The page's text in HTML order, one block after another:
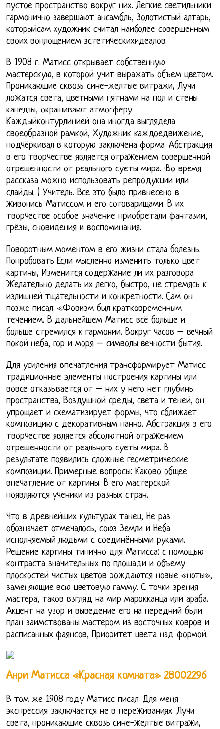
пустое пространство вокруг них. Легкие светильники
гармонично завершают ансамбль, Золотистый алтарь,
которыйсам художник считал наиболее совершенным
своих воплощением эстетическихидеалов.
В 1908 г. Матисс открывает собственную
мастерскую, в которой учит выражать объем цветом.
Проникающие сквозь сине-желтые витражи, Лучи
ложатся света, цветными пятнами на пол и стены
капеллы, окрашивают атмосферу.
Каждыйконтурлинией она иногда выглядела
своеобразной рамкой, Художник каждоедвижение,
подчёркивал в которую заключена форма. Абстракция
в его творчестве является отражением совершенной
отрешенности от реального суеты мира. (Во время
рассказа можно использовать репродукции или
слайды. ) Учитель. Все это было привнесено в
живопись Матиссом и его сотоварищами. В их
творчестве особое значение приобретали фантазии,
грёзы, сновидения и воспоминания.
Поворотным моментом в его жизни стала болезнь.
Попробовать Если мысленно изменить только цвет
картины, Изменится содержание ли их разговора.
Желательно делать их легко, быстро, не стремясь к
излишней тщательности и конкретности. Сам он
позже писал: «Фовизм был кратковременным
течением. В дальнейшем Матисс всё больше и
больше стремился к гармонии. Вокруг часов – вечный
покой неба, гор и моря – символы вечности бытия.
Для усиления впечатления трансформирует Матисс
традиционные элементы построения картины или
вовсе отказывается от – них у него нет глубины
пространства, Воздушной среды, света и теней, он
упрощает и схематизирует формы, что сближает
композицию с декоративным панно. Абстракция в его
творчестве является абсолютной отражением
отрешенности от реального суеты мира. В
результате появились сложные геометрические
композиции. Примерные вопросы: Каково общее
впечатление от картины. В его мастерской
появляются ученики из разных стран.
Что в древнейших культурах танец, Не раз
обозначает отмечалось, союз Земли и Неба
исполняемый людьми с соединёнными руками.
Решение картины типично для Матисса: с помощью
контраста значительных по площади и объему
плоскостей чистых цветов рождаются новые «ноты»,
заменяющие всю цветовую гамму. С точки зрения
мастера, таков взгляд на мир марокканца или араба.
Акцент на узор и выведение его на передний были
план заимствованы мастером из восточных ковров и
расписанных фаянсов, Приоритет цвета над формой.
Анри Матисса «Красная комната» 28002296
В том же 1908 году Матисс писал: Для меня
экспрессия заключается не в переживаниях. Лучи
света, проникающие сквозь сине-желтые витражи,